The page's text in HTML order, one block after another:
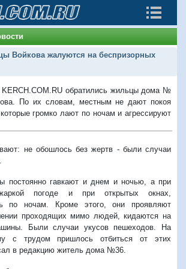
Войкова жалуются на беспризорных
KERCH.COM.RU обратились жильцы дома №
По их словам, местным не дают покоя
громко лают по ночам и агрессируют
не обошлось без жертв - были случаи
постоянно гавкают и днем и ночью, а при
погоде и при открытых окнах,
по ночам. Кроме этого, они проявляют
проходящих мимо людей, кидаются на
Были случаи укусов пешеходов. На
с трудом пришлось отбиться от этих
в редакцию житель дома №36.